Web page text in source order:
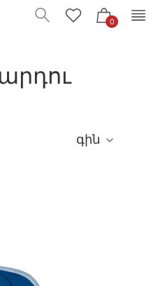
0
գին